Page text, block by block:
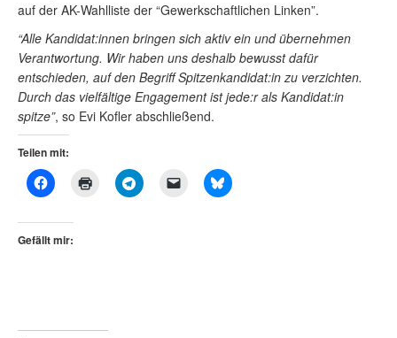
auf der AK-Wahlliste der “Gewerkschaftlichen Linken”.
“Alle Kandidat:innen bringen sich aktiv ein und übernehmen
Verantwortung. Wir haben uns deshalb bewusst dafür
entschieden, auf den Begriff Spitzenkandidat:in zu verzichten.
Durch das vielfältige Engagement ist jede:r als Kandidat:in
spitze”, so Evi Kofler abschließend.
Teilen mit:
Gefällt mir: